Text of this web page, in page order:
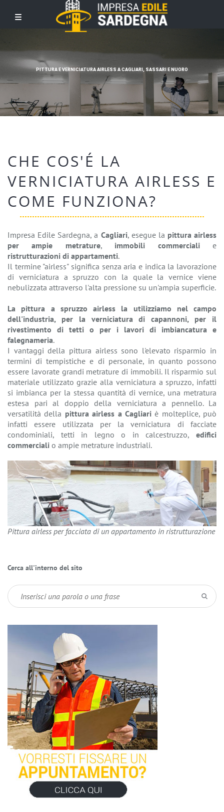
PITTURA E VERNICIATURA AIRLESS A CAGLIARI, SASSARI E NUORO
CHE COS'É LA
VERNICIATURA AIRLESS E
COME FUNZIONA?
Impresa Edile Sardegna, a Cagliari, esegue la pittura airless
per ampie metrature, immobili commercialie
ristrutturazioni di appartamenti.
Il termine "airless" significa senza aria e indica la lavorazione
di verniciatura a spruzzo con la quale la vernice viene
nebulizzata attraverso l'alta pressione su un'ampia superficie.
La pittura a spruzzo airless la utilizziamo nel campo
dell'industria, per la verniciatura di capannoni, per il
rivestimento di tetti o per i lavori di imbiancatura e
falegnameria.
I vantaggi della pittura airless sono l'elevato risparmio in
termini di tempistiche e di personale, in quanto possono
essere lavorate grandi metrature di immobili. Il risparmio sul
materiale utilizzato grazie alla verniciatura a spruzzo, infatti
si imbianca per la stessa quantità di vernice, una metratura
estesa pari al doppio della verniciatura a pennello. La
versatilità della pittura airless a Cagliariè molteplice, può
infatti essere utilizzata per la verniciatura di facciate
condominiali, tetti in legno o in calcestruzzo, edifici
commerciali o ampie metrature industriali.
Pittura airless per facciata di un appartamento in ristrutturazione
Cerca all'interno del sito